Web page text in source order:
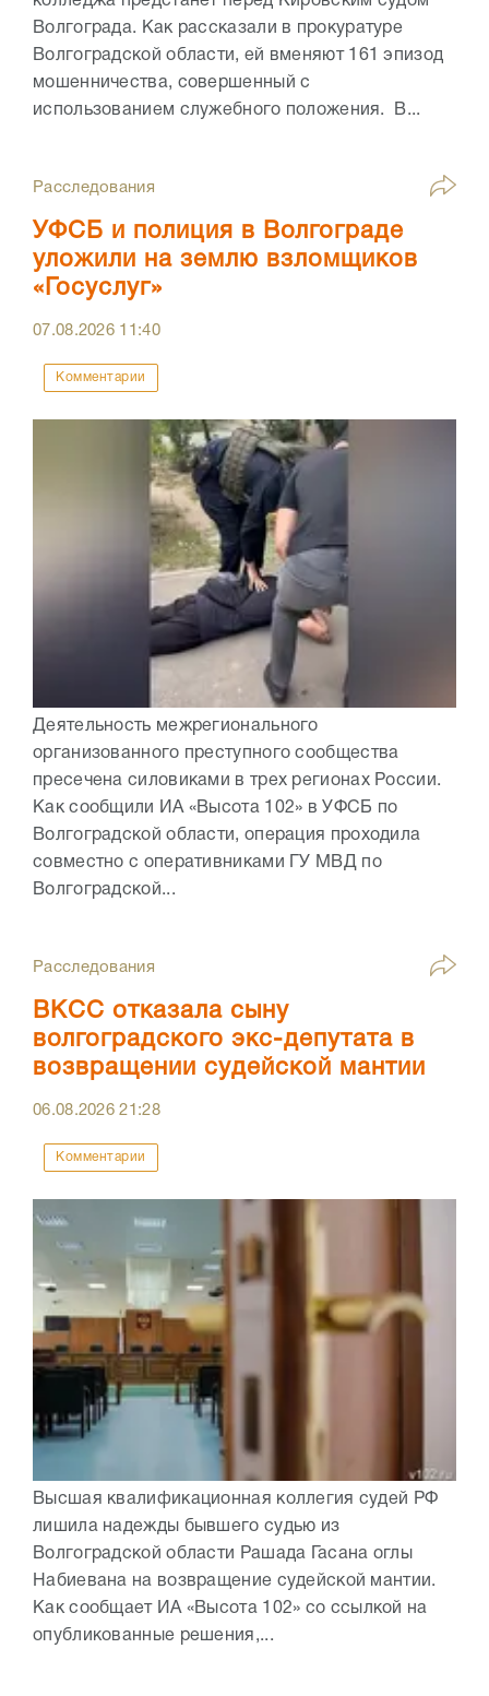
Волгограда. Как рассказали в прокуратуре
Волгоградской области, ей вменяют 161 эпизод
мошенничества, совершенный с
использованием служебного положения. В...
Расследования
УФСБ и полиция в Волгограде
уложили на землю взломщиков
«Госуслуг»
07.08.2026 11:40
Комментарии
Деятельность межрегионального
организованного преступного сообщества
пресечена силовиками в трех регионах России.
Как сообщили ИА «Высота 102» в УФСБ по
Волгоградской области, операция проходила
совместно с оперативниками ГУ МВД по
Волгоградской...
Расследования
ВКСС отказала сыну
волгоградского экс-депутата в
возвращении судейской мантии
06.08.202621:28
Комментарии
Высшая квалификационная коллегия судей РФ
лишила надежды бывшего судью из
Волгоградской области Рашада Гасана оглы
Набиевана на возвращение судейской мантии.
Как сообщает ИА «Высота 102» со ссылкой на
опубликованные решения,...